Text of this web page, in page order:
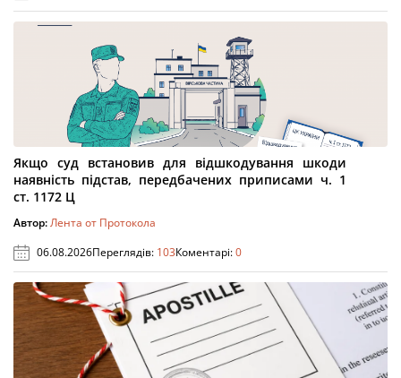
Якщо суд встановив для відшкодування шкоди
наявність підстав, передбачених приписами ч. 1
ст. 1172 Ц
Автор:Лента от Протокола
06.08.2026Переглядів: 103Коментарі:0